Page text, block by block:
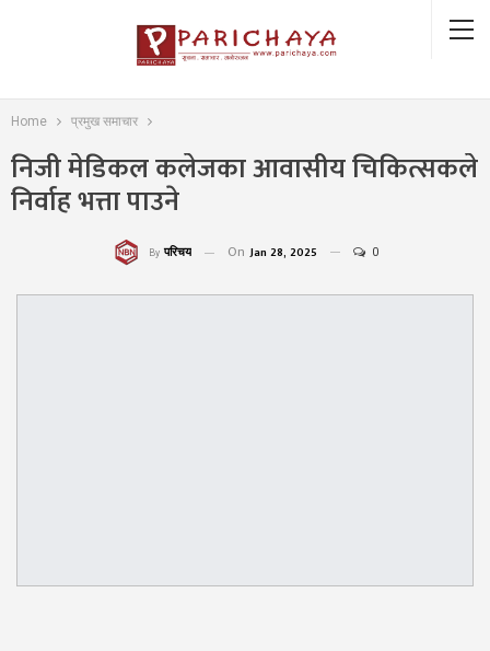
Home प्रमुख समाचार
निजी मेडिकल कलेजका आवासीय चिकित्सकले
निर्वाह भत्ता पाउने
By परिचय On Jan 28, 2025 0